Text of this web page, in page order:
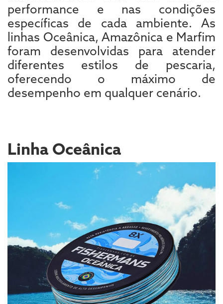
performance e nas condições
específicas de cada ambiente. As
linhas Oceânica, Amazônica e Marfim
foram desenvolvidas para atender
diferentes estilos de pescaria,
oferecendo o máximo de
desempenho em qualquer cenário.
Linha Oceânica